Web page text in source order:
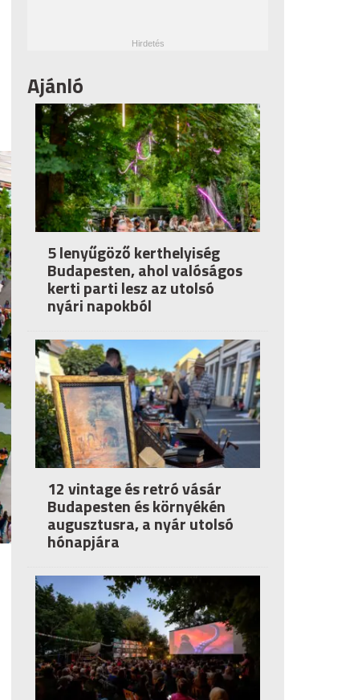
Ajánló
5 lenyűgöző kerthelyiség
Budapesten, ahol valóságos
kerti parti lesz az utolsó
nyári napokból
12 vintage és retró vásár
Budapesten és környékén
augusztusra, a nyár utolsó
hónapjára